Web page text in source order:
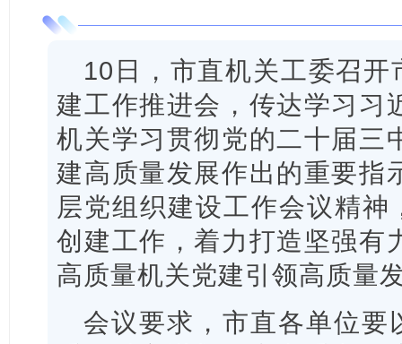
10日，市直机关工委召开
建工作推进会，传达学习习
机关学习贯彻党的二十届三
建高质量发展作出的重要指
层党组织建设工作会议精神
创建工作，着力打造坚强有
高质量机关党建引领高质量
会议要求，市直各单位要